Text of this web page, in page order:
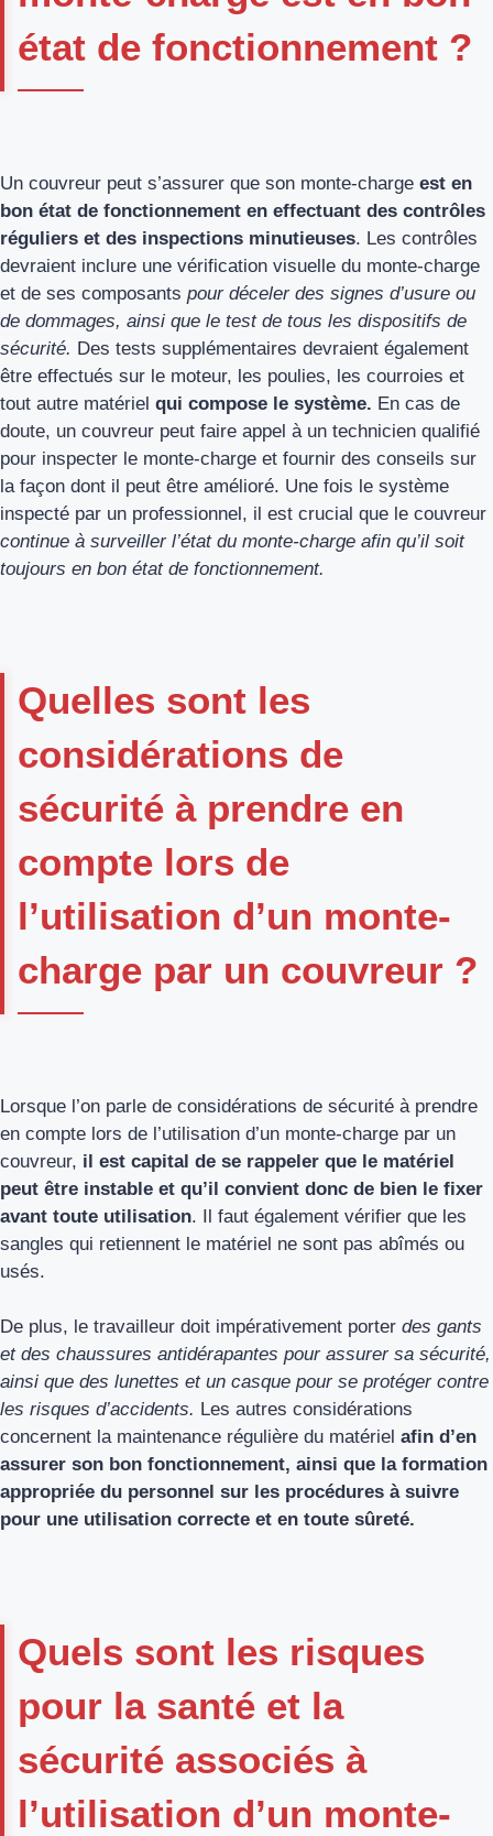
état de fonctionnement ?
Un couvreur peut s’assurer que son monte-charge est en
bon état de fonctionnement en effectuant des contrôles
réguliers et des inspections minutieuses. Les contrôles
devraient inclure une vérification visuelle du monte-charge
et de ses composants pour déceler des signes d’usure ou
de dommages, ainsi que le test de tous les dispositifs de
sécurité. Des tests supplémentaires devraient également
être effectués sur le moteur, les poulies, les courroies et
tout autre matériel qui compose le système. En cas de
doute, un couvreur peut faire appel à un technicien qualifié
pour inspecter le monte-charge et fournir des conseils sur
la façon dont il peut être amélioré. Une fois le système
inspecté par un professionnel, il est crucial que le couvreur
continue à surveiller l’état du monte-charge afin qu’il soit
toujours en bon état de fonctionnement.
Quelles sont les
considérations de
sécurité à prendre en
compte lors de
l’utilisation d’un monte-
charge par un couvreur ?
Lorsque l’on parle de considérations de sécurité à prendre
en compte lors de l’utilisation d’un monte-charge par un
couvreur, il est capital de se rappeler que le matériel
peut être instable et qu’il convient donc de bien le fixer
avant toute utilisation. Il faut également vérifier que les
sangles qui retiennent le matériel ne sont pas abîmés ou
usés.
De plus, le travailleur doit impérativement porter des gants
et des chaussures antidérapantes pour assurer sa sécurité,
ainsi que des lunettes et un casque pour se protéger contre
les risques d’accidents. Les autres considérations
concernent la maintenance régulière du matériel afin d’en
assurer son bon fonctionnement, ainsi que la formation
appropriée du personnel sur les procédures à suivre
pour une utilisation correcte et en toute sûreté.
Quels sont les risques
pour la santé et la
sécurité associés à
l’utilisation d’un monte-